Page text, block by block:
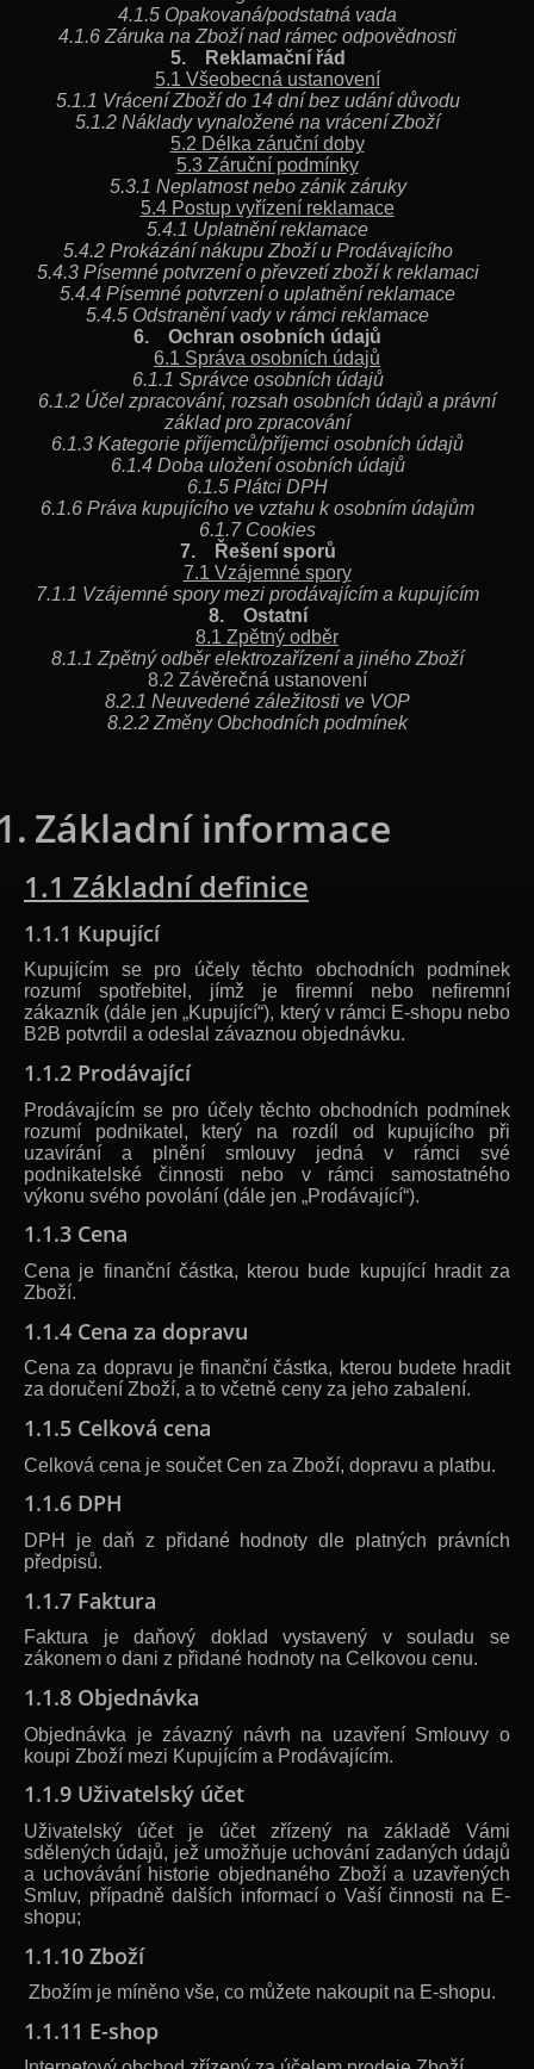
4.1.5 Opakovaná/podstatná vada
4.1.6 Záruka na Zboží nad rámec odpovědnosti
5. Reklamační řád
5.1 Všeobecná ustanovení
5.1.1 Vrácení Zboží do 14 dní bez udání důvodu
5.1.2 Náklady vynaložené na vrácení Zboží
5.2 Délka záruční doby
5.3 Záruční podmínky
5.3.1 Neplatnost nebo zánik záruky
5.4 Postup vyřízení reklamace
5.4.1 Uplatnění reklamace
5.4.2 Prokázání nákupu Zboží u Prodávajícího
5.4.3 Písemné potvrzení o převzetí zboží k reklamaci
5.4.4 Písemné potvrzení o uplatnění reklamace
5.4.5 Odstranění vady v rámci reklamace
6. Ochran osobních údajů
6.1 Správa osobních údajů
6.1.1 Správce osobních údajů
6.1.2 Účel zpracování, rozsah osobních údajů a právní
základ pro zpracování
6.1.3 Kategorie příjemců/příjemci osobních údajů
6.1.4 Doba uložení osobních údajů
6.1.5 Plátci DPH
6.1.6 Práva kupujícího ve vztahu k osobním údajům
6.1.7 Cookies
7. Řešení sporů
7.1 Vzájemné spory
7.1.1 Vzájemné spory mezi prodávajícím a kupujícím
8. Ostatní
8.1 Zpětný odběr
8.1.1 Zpětný odběr elektrozařízení a jiného Zboží
8.2 Závěrečná ustanovení
8.2.1 Neuvedené záležitosti ve VOP
8.2.2 Změny Obchodních podmínek
Základní informace
1.1 Základní definice
1.1.1 Kupující
Kupujícím se pro účely těchto obchodních podmínek
rozumí spotřebitel, jímž je firemní nebo nefiremní
zákazník (dále jen „Kupující“), který v rámci E-shopu nebo
B2B potvrdil a odeslal závaznou objednávku.
1.1.2 Prodávající
Prodávajícím se pro účely těchto obchodních podmínek
rozumí podnikatel, který na rozdíl od kupujícího při
uzavírání a plnění smlouvy jedná v rámci své
podnikatelské činnosti nebo v rámci samostatného
výkonu svého povolání (dále jen „Prodávající“).
1.1.3 Cena
Cena je finanční částka, kterou bude kupující hradit za
Zboží.
1.1.4 Cena za dopravu
Cena za dopravu je finanční částka, kterou budete hradit
za doručení Zboží, a to včetně ceny za jeho zabalení.
1.1.5 Celková cena
Celková cena je součet Cen za Zboží, dopravu a platbu.
1.1.6 DPH
DPH je daň z přidané hodnoty dle platných právních
předpisů.
1.1.7 Faktura
Faktura je daňový doklad vystavený v souladu se
zákonem o dani z přidané hodnoty na Celkovou cenu.
1.1.8 Objednávka
Objednávka je závazný návrh na uzavření Smlouvy o
koupi Zboží mezi Kupujícím a Prodávajícím.
1.1.9 Uživatelský účet
Uživatelský účet je účet zřízený na základě Vámi
sdělených údajů, jež umožňuje uchování zadaných údajů
a uchovávání historie objednaného Zboží a uzavřených
Smluv, případně dalších informací o Vaší činnosti na E-
shopu;
1.1.10 Zboží
Zbožím je míněno vše, co můžete nakoupit na E-shopu.
1.1.11 E-shop